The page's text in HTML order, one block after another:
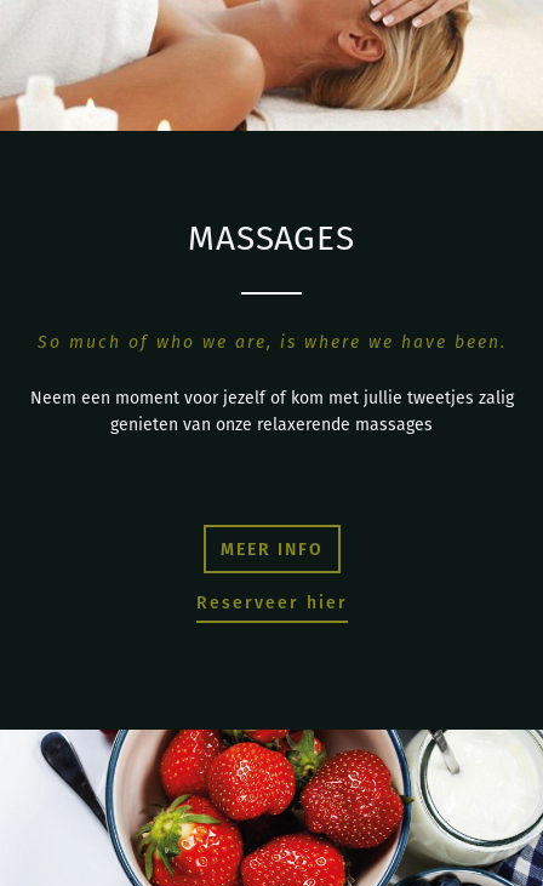
MASSAGES
So much of who we are, is where we have been.
Neem een moment voor jezelf of kom met jullie tweetjes zalig
genieten van onze relaxerende massages
MEER INFO
Reserveer hier